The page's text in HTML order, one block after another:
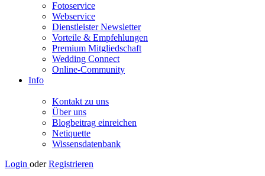
Fotoservice
Webservice
Dienstleister Newsletter
Vorteile & Empfehlungen
Premium Mitgliedschaft
Wedding Connect
Online-Community
Info
Kontakt zu uns
Über uns
Blogbeitrag einreichen
Netiquette
Wissensdatenbank
Login oder Registrieren